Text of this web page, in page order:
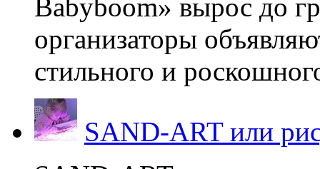
Babyboom» вырос до
организаторы
стильного и
SAND-ART или